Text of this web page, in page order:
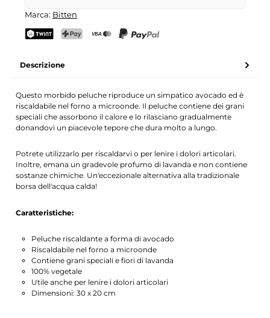
Marca: Bitten
Descrizione
Questo morbido peluche riproduce un simpatico avocado ed è
riscaldabile nel forno a microonde. Il peluche contiene dei grani
speciali che assorbono il calore e lo rilasciano gradualmente
donandovi un piacevole tepore che dura molto a lungo.
Potrete utilizzarlo per riscaldarvi o per lenire i dolori articolari.
Inoltre, emana un gradevole profumo di lavanda e non contiene
sostanze chimiche. Un'eccezionale alternativa alla tradizionale
borsa dell'acqua calda!
Caratteristiche:
Peluche riscaldante a forma di avocado
Riscaldabile nel forno a microonde
Contiene grani speciali e fiori di lavanda
100% vegetale
Utile anche per lenire i dolori articolari
Dimensioni: 30 x 20 cm